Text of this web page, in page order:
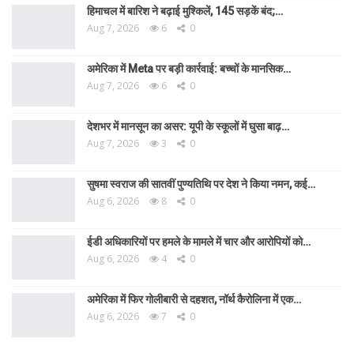
हिमाचल में बारिश ने बढ़ाई मुश्किलें, 145 सड़कें बंद;…
Aug 7, 2026 6 0
अमेरिका में Meta पर बड़ी कार्रवाई: बच्चों के मानसिक…
Aug 7, 2026 6 0
देशभर में मानसून का असर: यूपी के स्कूलों में घुसा बाढ़…
Aug 7, 2026 3 0
सुषमा स्वराज की सातवीं पुण्यतिथि पर देश ने किया नमन, कई…
Aug 6, 2026 8 0
ईडी अधिकारियों पर हमले के मामले में चार और आरोपियों को…
Aug 6, 2026 4 0
अमेरिका में फिर गोलीबारी से दहशत, नॉर्थ कैरोलिना में एक…
Aug 6, 2026 7 0